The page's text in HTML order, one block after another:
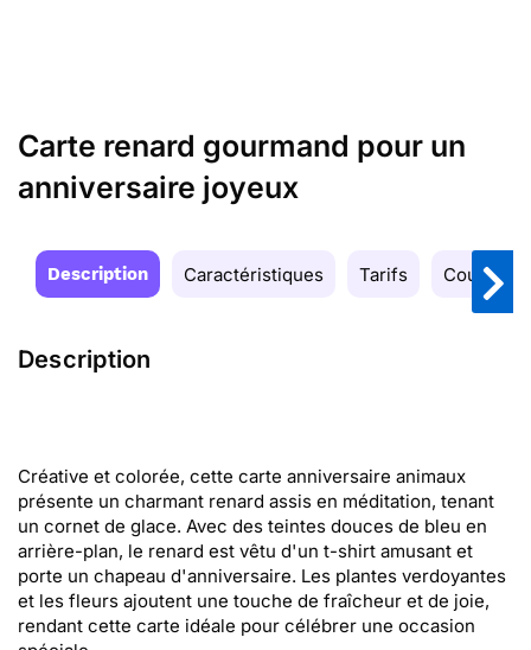
Carte renard gourmand pour un
anniversaire joyeux
Description Caractéristiques Tarifs Couleurs
Description
Créative et colorée, cette carte anniversaire animaux
présente un charmant renard assis en méditation, tenant
un cornet de glace. Avec des teintes douces de bleu en
arrière-plan, le renard est vêtu d'un t-shirt amusant et
porte un chapeau d'anniversaire. Les plantes verdoyantes
et les fleurs ajoutent une touche de fraîcheur et de joie,
rendant cette carte idéale pour célébrer une occasion